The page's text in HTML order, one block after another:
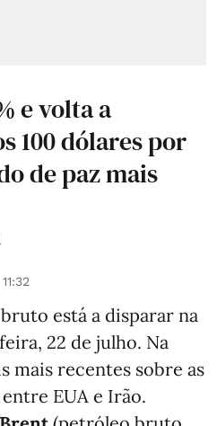
e volta a
100 dólares por
de paz mais
está a disparar na
22 de julho. Na
mais recentes sobre as
EUA e Irão.